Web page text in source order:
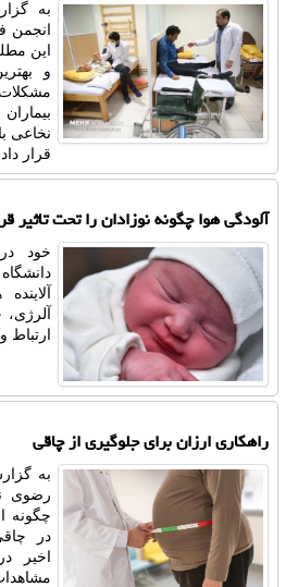
به
انجمن
این
و
نخاعی
قرار
آلودگی هوا چگونه نوزادان را تحت تاثیر
خود
ارتباط
راهکاری ارزان برای جلوگیری از چاقی
به
رضوی
چگونه
در
اخیر